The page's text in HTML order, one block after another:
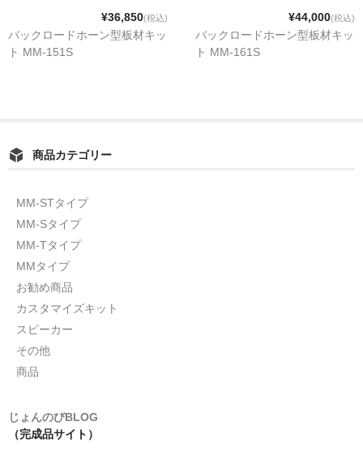
お買い物カゴ
¥36,850(税込)
バックロードホーン型板材キッ
ト MM-151S
¥44,000(税込)
バックロードホーン型板材キッ
ト MM-161S
商品カテゴリー
MM-STタイプ
MM-Sタイプ
MM-Tタイプ
MMタイプ
お勧め商品
カスタマイズキット
スピーカー
その他
商品
じょんのびBLOG
（完成品サイト）